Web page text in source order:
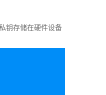
钥存储在硬件设备